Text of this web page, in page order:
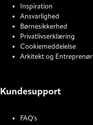
Inspiration
Ansvarlighed
Børnesikkerhed
Privatlivserklæring
Cookiemeddelelse
Arkitekt og Entreprenør
Kundesupport
FAQ's